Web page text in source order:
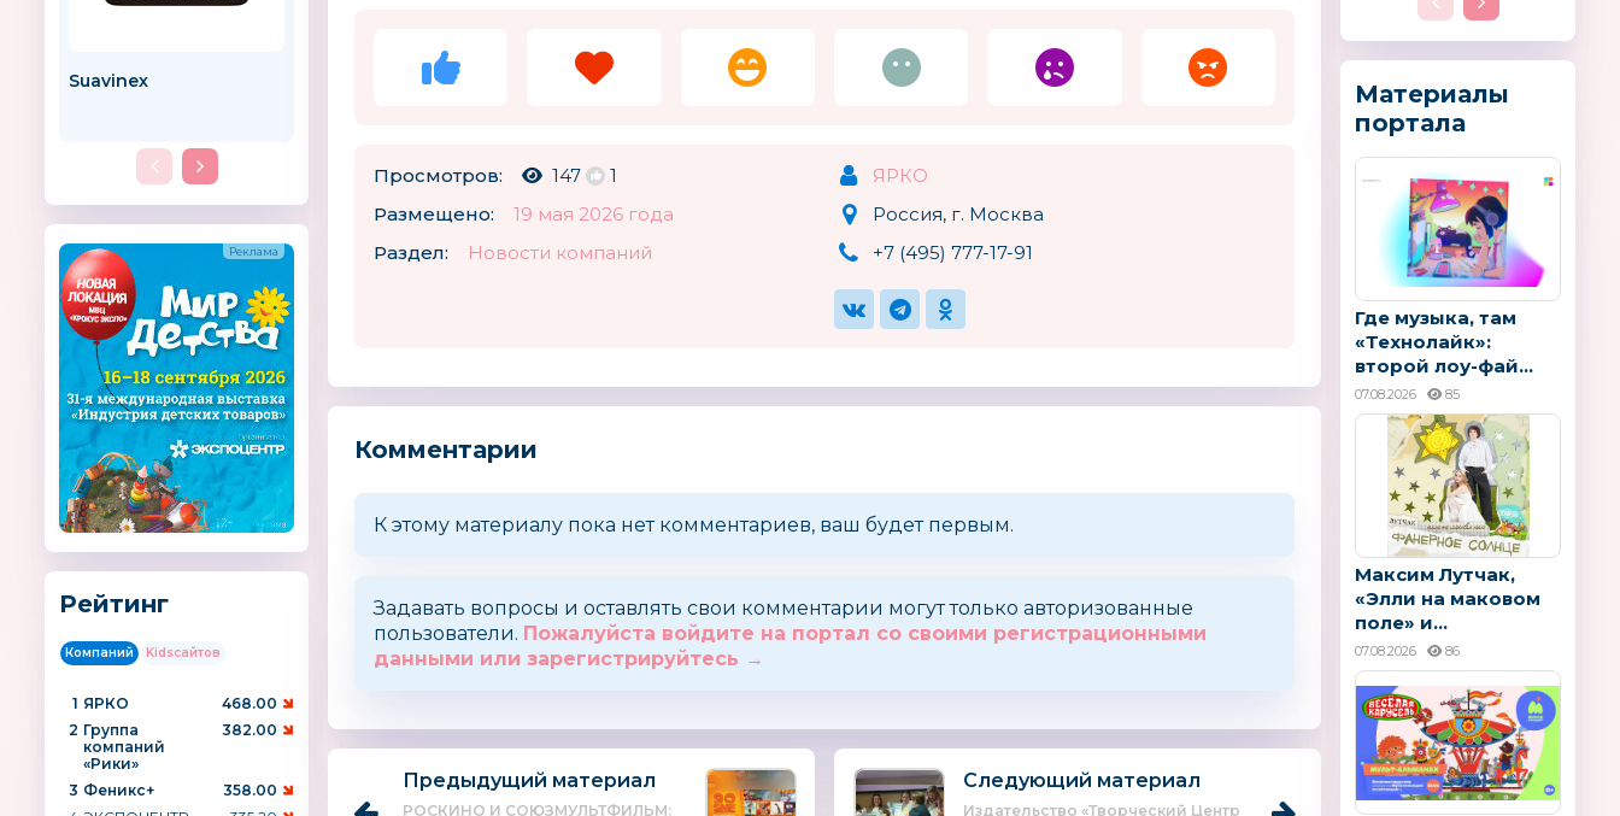
Suavinex Motorola Bossa Nova Лига WatchCar
Рейтинг
Компаний Kidsсайтов
1 ЯРКО
468.00
2 Группа
компаний
«Рики»
382.00
3 Феникс+
358.00
Просмотров: 147
1
Размещено:
19 мая 2026 года
Раздел:
Новости компаний
ЯРКО
Россия, г. Москва
+7 (495) 777-17-91
Комментарии
К этому материалу пока нет комментариев, ваш будет первым.
Задавать вопросы и оставлять свои комментарии могут только авторизованные
пользователи. Пожалуйста войдите на портал со своими регистрационными
данными или зарегистрируйтесь →
Предыдущий материал
РОСКИНО И СОЮЗМУЛЬТФИЛЬМ:
Следующий материал
Издательство «Творческий Центр
Материалы
портала
Где музыка, там
«Технолайк»:
второй лоу-фай...
07.08.2026 85
Максим Лутчак,
«Элли на маковом
поле» и...
07.08.2026 86